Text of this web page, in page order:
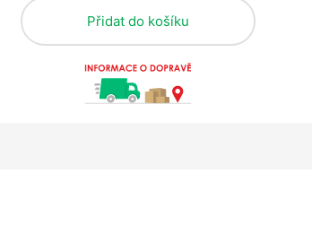
Přidat do košíku